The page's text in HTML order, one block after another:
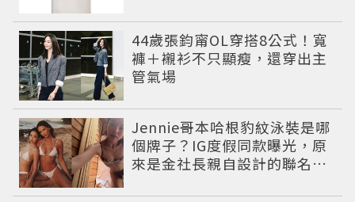
44歲張鈞甯OL穿搭8公式！寬
褲＋襯衫不只顯瘦，還穿出主
管氣場
Jennie哥本哈根豹紋泳裝是哪
個牌子？IG度假同款曝光，原
來是金社長親自設計的聯名系